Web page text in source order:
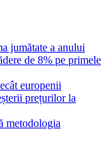
jumătate a anului
de 8% pe primele
europenii
prețurilor la
metodologia